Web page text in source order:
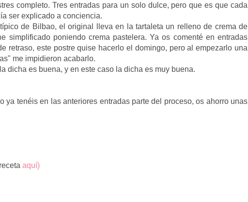
completo. Tres entradas para un solo dulce, pero que es que cada
ser explicado a conciencia.
de Bilbao, el original lleva en la tartaleta un relleno de crema de
simplificado poniendo crema pastelera. Ya os comenté en entradas
retraso, este postre quise hacerlo el domingo, pero al empezarlo una
me impidieron acabarlo.
dicha es buena, y en este caso la dicha es muy buena.
ya tenéis en las anteriores entradas parte del proceso, os ahorro unas
aquí)